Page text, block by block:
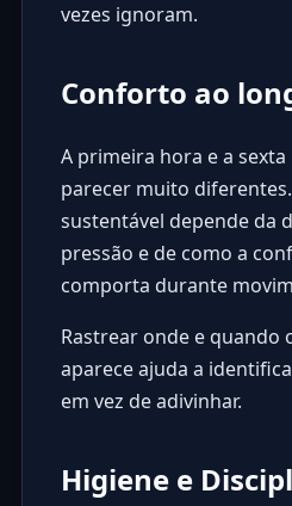
vezes ignoram.
Conforto ao
A primeira hora e a
parecer muito
sustentável depende da
pressão e de como a
comporta durante
Rastrear onde e quando
aparece ajuda a
em vez de adivinhar.
Higiene e